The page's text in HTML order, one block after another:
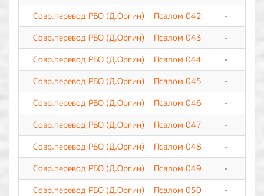
Совр.перевод РБО (Д.Оргин)
Псалом 042 -
Совр.перевод РБО (Д.Оргин)
Псалом 043 -
Совр.перевод РБО (Д.Оргин)
Псалом 044 -
Совр.перевод РБО (Д.Оргин)
Псалом 045 -
Совр.перевод РБО (Д.Оргин)
Псалом 046 -
Совр.перевод РБО (Д.Оргин)
Псалом 047 -
Совр.перевод РБО (Д.Оргин)
Псалом 048 -
Совр.перевод РБО (Д.Оргин)
Псалом 049 -
Совр.перевод РБО (Д.Оргин)
Псалом 050 -